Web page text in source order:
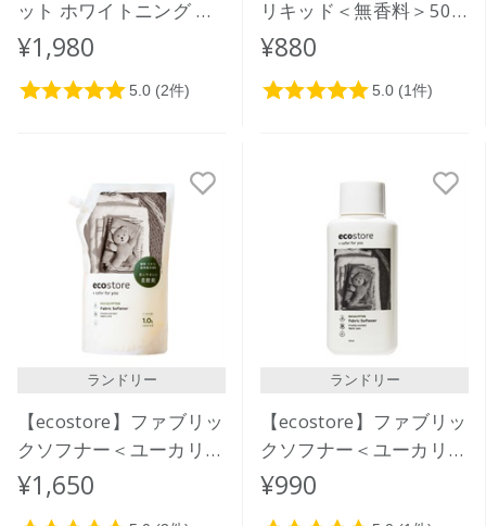
ット ホワイトニング ペ
ーパーポーチ
¥1,980
リキッド＜無香料＞500
ｍL
¥880
ランドリー
【ecostore】ファブリッ
クソフナー＜ユーカリ＞
リフィルパック1L
¥1,650
ランドリー
【ecostore】ファブリッ
クソフナー＜ユーカリ＞
500ｍL
¥990